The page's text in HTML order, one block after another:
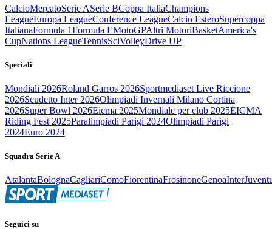
CalcioMercatoSerie ASerie BCoppa ItaliaChampions
LeagueEuropa LeagueConference LeagueCalcio EsteroSupercoppa
ItalianaFormula 1Formula EMotoGPAltri MotoriBasketAmerica's
CupNations LeagueTennisSciVolleyDrive UP
Speciali
Mondiali 2026Roland Garros 2026Sportmediaset Live Riccione
2026Scudetto Inter 2026Olimpiadi Invernali Milano Cortina
2026Super Bowl 2026Eicma 2025Mondiale per club 2025EICMA
Riding Fest 2025Paralimpiadi Parigi 2024Olimpiadi Parigi
2024Euro 2024
Squadra Serie A
AtalantaBolognaCagliariComoFiorentinaFrosinoneGenoaInter
Seguici su